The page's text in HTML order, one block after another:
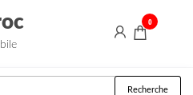
0
Recherche